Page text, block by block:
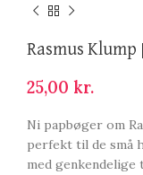
Rasmus Klump
25,00 kr.
Ni papbøger om
perfekt til de små
med genkendelige